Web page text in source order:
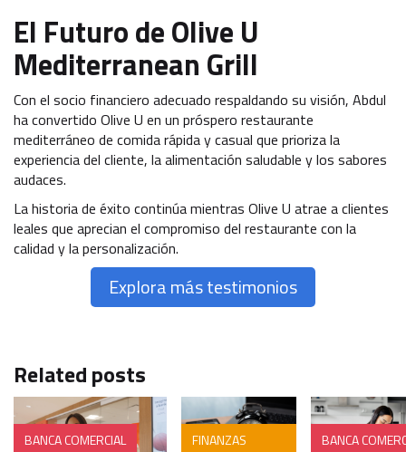
El Futuro de Olive U
Mediterranean Grill
Con el socio financiero adecuado respaldando su visión, Abdul
ha convertido Olive U en un próspero restaurante
mediterráneo de comida rápida y casual que prioriza la
experiencia del cliente, la alimentación saludable y los sabores
audaces.
La historia de éxito continúa mientras Olive U atrae a clientes
leales que aprecian el compromiso del restaurante con la
calidad y la personalización.
Explora más testimonios
Related posts
BANCA COMERCIAL
FINANZAS
BANCA